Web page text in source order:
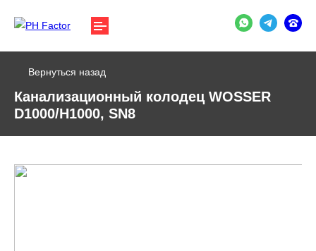
Вернуться назад
Канализационный колодец WOSSER
D1000/H1000, SN8